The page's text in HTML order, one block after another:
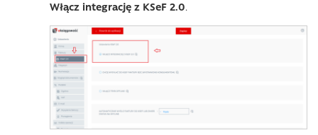
Włącz integrację z KSeF 2.0.